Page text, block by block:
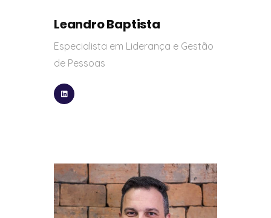
Leandro Baptista
Especialista em Liderança e Gestão
de Pessoas